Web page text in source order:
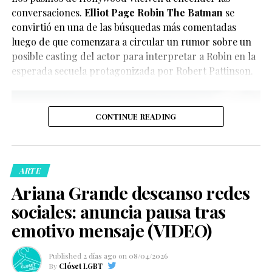
del momento.
Ver esta publicación en Instagram
acudieron al domicilio tras recibir llamadas de personas
preocupadas por el bienestar del creador de contenido.
Posteriormente, las autoridades confirmaron que la
persona fue trasladada de manera segura a un hospital
local para recibir atención médica.
conversaciones. Elliot Page Robin The Batman se
convirtió en una de las búsquedas más comentadas
luego de que comenzara a circular un rumor sobre un
posible casting del actor para interpretar a Robin en la
esperada secuela protagonizada por Robert Pattinson.
CONTINUE READING
ARTE
Ariana Grande descanso redes
sociales: anuncia pausa tras
emotivo mensaje (VIDEO)
Published 2 días ago on 08/04/2026
By Clóset LGBT